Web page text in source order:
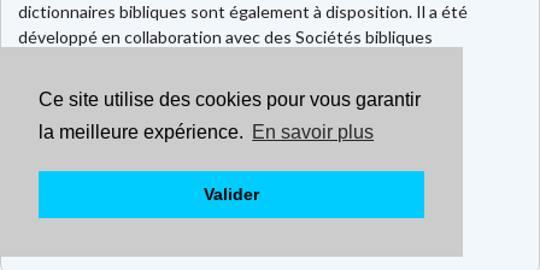
Ce site utilise des cookies pour vous garantir
la meilleure expérience. En savoir plus
Valider
dictionnaires bibliques sont également à disposition. Il a été
développé en collaboration avec des Sociétés bibliques
Faire un don
Contact